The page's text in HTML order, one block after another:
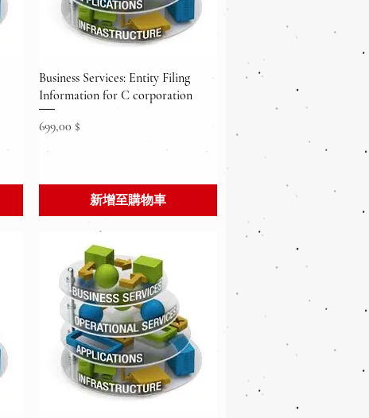
快速瀏覽
Business Services: Entity Filing
Information for C corporation
價格
699,00 $
新增至購物車